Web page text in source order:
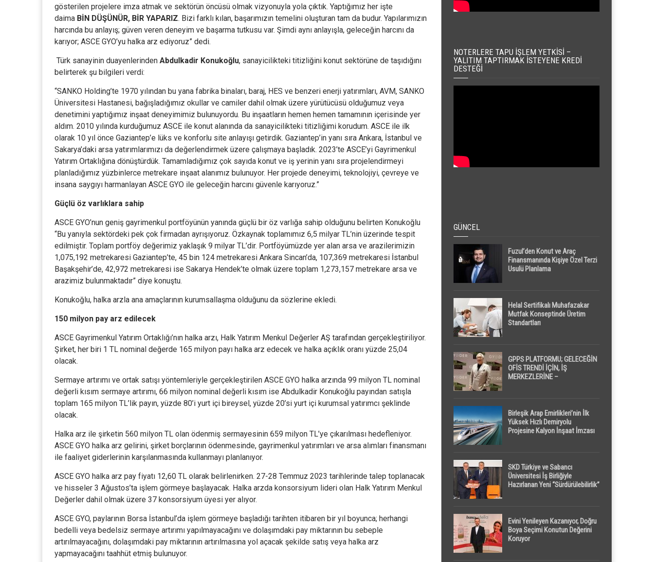
gösterilen projelere imza atmak ve sektörün öncüsü olmak vizyonuyla yola çıktık. Yaptığımız her işte
daima BİN DÜŞÜNÜR, BİR YAPARIZ. Bizi farklı kılan, başarımızın temelini oluşturan tam da budur. Yapılarımızın
harcında bu anlayış; güven veren deneyim ve başarma tutkusu var. Şimdi aynı anlayışla, geleceğin harcını da
karıyor; ASCE GYO’yu halka arz ediyoruz” dedi.
Türk sanayinin duayenlerinden Abdulkadir Konukoğlu, sanayicilikteki titizliğini konut sektörüne de taşıdığını
belirterek şu bilgileri verdi:
“SANKO Holding’te 1970 yılından bu yana fabrika binaları, baraj, HES ve benzeri enerji yatırımları, AVM, SANKO
Üniversitesi Hastanesi, bağışladığımız okullar ve camiler dahil olmak üzere yürütücüsü olduğumuz veya
denetimini yaptığımız inşaat deneyimimiz bulunuyordu. Bu inşaatların hemen hemen tamamının içerisinde yer
aldım. 2010 yılında kurduğumuz ASCE ile konut alanında da sanayicilikteki titizliğimi korudum. ASCE ile ilk
olarak 10 yıl önce Gaziantep’e lüks ve konforlu site anlayışı getirdik. Gaziantep’in yanı sıra Ankara, İstanbul ve
Sakarya’daki arsa yatırımlarımızı da değerlendirmek üzere çalışmaya başladık. 2023’te ASCE’yi Gayrimenkul
Yatırım Ortaklığına dönüştürdük. Tamamladığımız çok sayıda konut ve iş yerinin yanı sıra projelendirmeyi
planladığımız yüzbinlerce metrekare inşaat alanımız bulunuyor. Her projede deneyimi, teknolojiyi, çevreye ve
insana saygıyı harmanlayan ASCE GYO ile geleceğin harcını güvenle karıyoruz.”
Güçlü öz varlıklara sahip
ASCE GYO’nun geniş gayrimenkul portföyünün yanında güçlü bir öz varlığa sahip olduğunu belirten Konukoğlu
“Bu yanıyla sektördeki pek çok firmadan ayrışıyoruz. Özkaynak toplamımız 6,5 milyar TL’nin üzerinde tespit
edilmiştir. Toplam portföy değerimiz yaklaşık 9 milyar TL’dir. Portföyümüzde yer alan arsa ve arazilerimizin
1,075,192 metrekaresi Gaziantep’te, 45 bin 124 metrekaresi Ankara Sincan’da, 107,369 metrekaresi İstanbul
Başakşehir’de, 42,972 metrekaresi ise Sakarya Hendek’te olmak üzere toplam 1,273,157 metrekare arsa ve
arazimiz bulunmaktadır” diye konuştu.
Konukoğlu, halka arzla ana amaçlarının kurumsallaşma olduğunu da sözlerine ekledi.
150 milyon pay arz edilecek
ASCE Gayrimenkul Yatırım Ortaklığı’nın halka arzı, Halk Yatırım Menkul Değerler AŞ tarafından gerçekleştiriliyor.
Şirket, her biri 1 TL nominal değerde 165 milyon payı halka arz edecek ve halka açıklık oranı yüzde 25,04
olacak.
Sermaye artırımı ve ortak satışı yöntemleriyle gerçekleştirilen ASCE GYO halka arzında 99 milyon TL nominal
değerli kısım sermaye artırımı, 66 milyon nominal değerli kısım ise Abdulkadir Konukoğlu payından satışla
toplam 165 milyon TL’lik payın, yüzde 80’i yurt içi bireysel, yüzde 20’si yurt içi kurumsal yatırımcı şeklinde
olacak.
Halka arz ile şirketin 560 milyon TL olan ödenmiş sermayesinin 659 milyon TL’ye çıkarılması hedefleniyor.
ASCE GYO halka arz gelirini, şirket borçlarının ödenmesinde, gayrimenkul yatırımları ve arsa alımları finansmanı
ile faaliyet giderlerinin karşılanmasında kullanmayı planlanıyor.
ASCE GYO halka arz pay fiyatı 12,60 TL olarak belirlenirken. 27-28 Temmuz 2023 tarihlerinde talep toplanacak
ve hisseler 3 Ağustos’ta işlem görmeye başlayacak. Halka arzda konsorsiyum lideri olan Halk Yatırım Menkul
Değerler dahil olmak üzere 37 konsorsiyum üyesi yer alıyor.
ASCE GYO, paylarının Borsa İstanbul’da işlem görmeye başladığı tarihten itibaren bir yıl boyunca; herhangi
bedelli veya bedelsiz sermaye artırımı yapılmayacağını ve dolaşımdaki pay miktarının bu sebeple
artırılmayacağını, dolaşımdaki pay miktarının artırılmasına yol açacak şekilde satış veya halka arz
yapmayacağını taahhüt etmiş bulunuyor.
NOTERLERE TAPU İŞLEM YETKISI –
YALITIM TAPTIRMAK İSTEYENE KREDI
DESTEĞI
GÜNCEL
Fuzul’den Konut ve Araç
Finansmanında Kişiye Özel Terzi
Usulü Planlama
Helal Sertifikalı Muhafazakar
Mutfak Konseptinde Üretim
Standartları
GPPS PLATFORMU; GELECEĞİN
OFİS TRENDİ İÇİN, İŞ
MERKEZLERİNE –
Birleşik Arap Emirlikleri’nin İlk
Yüksek Hızlı Demiryolu
Projesine Kalyon İnşaat İmzası
SKD Türkiye ve Sabancı
Üniversitesi İş Birliğiyle
Hazırlanan Yeni “Sürdürülebilirlik”
Evini Yenileyen Kazanıyor, Doğru
Boya Seçimi Konutun Değerini
Koruyor